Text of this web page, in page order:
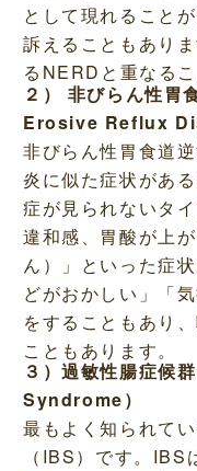
として現れること
訴えることもあり
るNERDと重なるこ
２） 非びらん性胃
Erosive Reflux
非びらん性胃食道
炎に似た症状があ
症が見られないタ
違和感、胃酸が上
ん）」といった症
どがおかしい」「
をすることもあり
こともあります。
３）過敏性腸症
Syndrome）
最もよく知られて
（IBS）です。IBS